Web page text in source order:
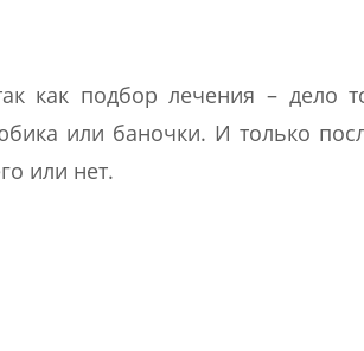
как подбор лечения – дело
или баночки. И только
или нет.